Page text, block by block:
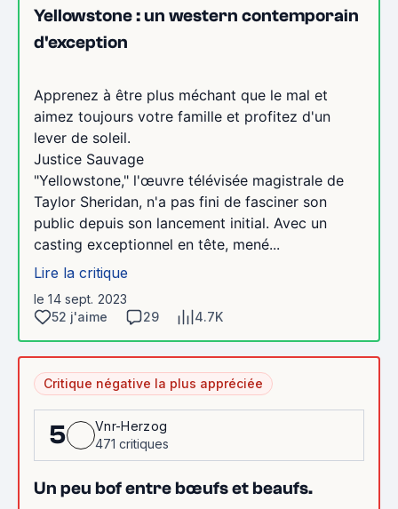
Yellowstone : un western contemporain
d'exception
Apprenez à être plus méchant que le mal et
aimez toujours votre famille et profitez d'un
lever de soleil.
Justice Sauvage
"Yellowstone," l'œuvre télévisée magistrale de
Taylor Sheridan, n'a pas fini de fasciner son
public depuis son lancement initial. Avec un
casting exceptionnel en tête, mené...
Lire la critique
le 14 sept. 2023
52 j'aime
29 4.7K
Critique négative la plus appréciée
5
Vnr-Herzog
471 critiques
Un peu bof entre bœufs et beaufs.